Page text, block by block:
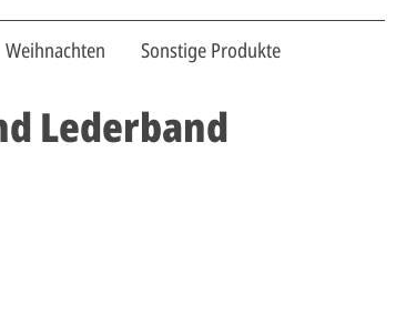
Weihnachten Sonstige Produkte
Lederband